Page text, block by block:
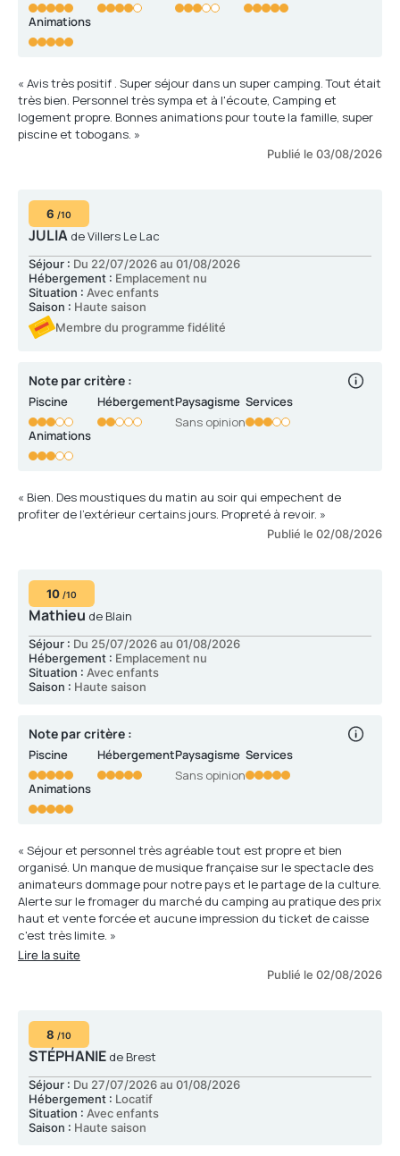
Animations
« Avis très positif . Super séjour dans un super camping. Tout était
très bien. Personnel très sympa et à l'écoute, Camping et
logement propre. Bonnes animations pour toute la famille, super
piscine et tobogans. »
Publié le 03/08/2026
6 /10
JULIA de Villers Le Lac
Séjour : Du 22/07/2026 au 01/08/2026
Hébergement : Emplacement nu
Situation : Avec enfants
Saison : Haute saison
Membre du programme fidélité
Note par critère :
Piscine Hébergement Paysagisme
Sans opinion
Services
Animations
« Bien. Des moustiques du matin au soir qui empechent de
profiter de l'extérieur certains jours. Propreté à revoir. »
Publié le 02/08/2026
10 /10
Mathieu de Blain
Séjour : Du 25/07/2026 au 01/08/2026
Hébergement : Emplacement nu
Situation : Avec enfants
Saison : Haute saison
Note par critère :
Piscine Hébergement Paysagisme
Sans opinion
Services
Animations
« Séjour et personnel très agréable tout est propre et bien
organisé. Un manque de musique française sur le spectacle des
animateurs dommage pour notre pays et le partage de la culture.
Alerte sur le fromager du marché du camping au pratique des prix
haut et vente forcée et aucune impression du ticket de caisse
c'est très limite. »
Lire la suite
Publié le 02/08/2026
8 /10
STÉPHANIE de Brest
Séjour : Du 27/07/2026 au 01/08/2026
Hébergement : Locatif
Situation : Avec enfants
Saison : Haute saison